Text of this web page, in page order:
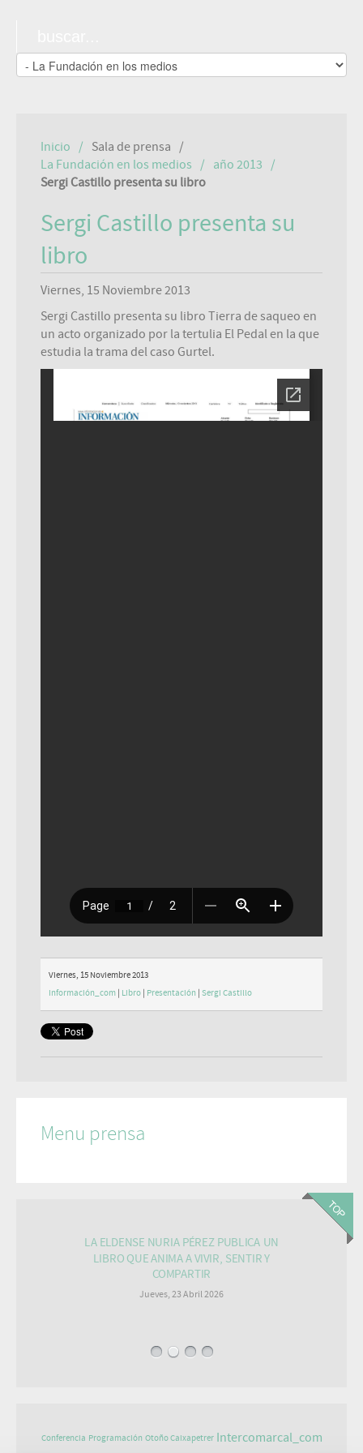
Inicio
Sala de prensa
La Fundación en los medios
año 2013
Sergi Castillo presenta su libro
Sergi Castillo presenta su
libro
Viernes, 15 Noviembre 2013
Sergi Castillo presenta su libro Tierra de saqueo en
un acto organizado por la tertulia El Pedal en la que
estudia la trama del caso Gurtel.
Viernes, 15 Noviembre 2013
Información_com | Libro | Presentación | Sergi Castillo
Menu prensa
LA ELDENSE NURIA PÉREZ PUBLICA UN
LIBRO QUE ANIMA A VIVIR, SENTIR Y
COMPARTIR
Jueves, 23 Abril 2026
Conferencia Programación Otoño Caixapetrer Intercomarcal_com